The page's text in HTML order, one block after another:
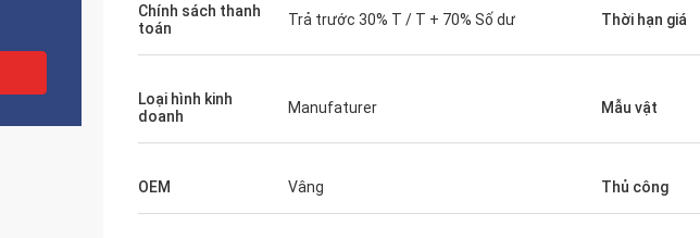
Chính sách thanh
toán
Trả trước 30% T / T + 70% Số dư Thời hạn giá
Loại hình kinh
doanh
Manufaturer Mẫu vật
OEM Vâng Thủ công